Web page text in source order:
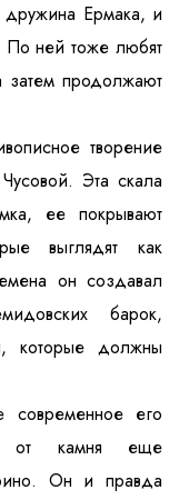
дружина Ермака, и
По ней тоже любят
затем продолжают
творение
Эта скала
ее покрывают
выглядят как
он создавал
барок,
которые должны
его
от камня еще
Он и правда